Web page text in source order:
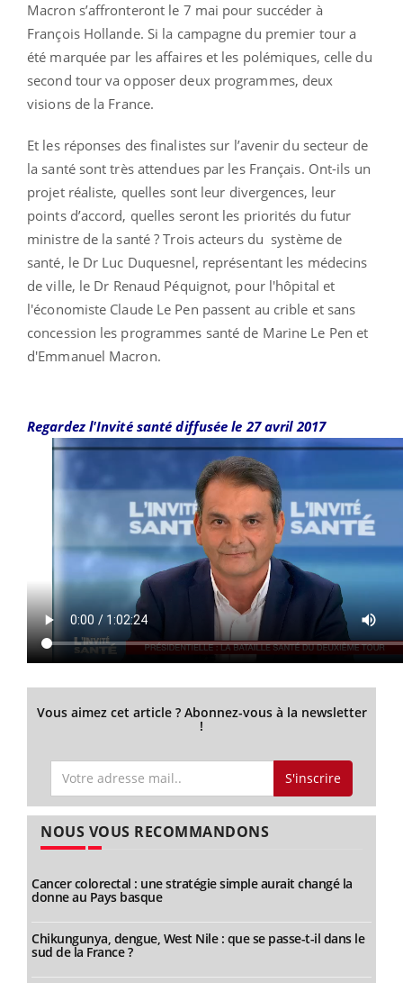
Macron s’affronteront le 7 mai pour succéder à
François Hollande. Si la campagne du premier tour a
été marquée par les affaires et les polémiques, celle du
second tour va opposer deux programmes, deux
visions de la France.
Et les réponses des finalistes sur l’avenir du secteur de
la santé sont très attendues par les Français. Ont-ils un
projet réaliste, quelles sont leur divergences, leur
points d’accord, quelles seront les priorités du futur
ministre de la santé ? Trois acteurs du système de
santé, le Dr Luc Duquesnel, représentant les médecins
de ville, le Dr Renaud Péquignot, pour l'hôpital et
l'économiste Claude Le Pen passent au crible et sans
concession les programmes santé de Marine Le Pen et
d'Emmanuel Macron.
Regardez l'Invité santé diffusée le 27 avril 2017
Vous aimez cet article ? Abonnez-vous à la newsletter
!
S'inscrire
NOUS VOUS RECOMMANDONS
Cancer colorectal : une stratégie simple aurait changé la
donne au Pays basque
Chikungunya, dengue, West Nile : que se passe-t-il dans le
sud de la France ?